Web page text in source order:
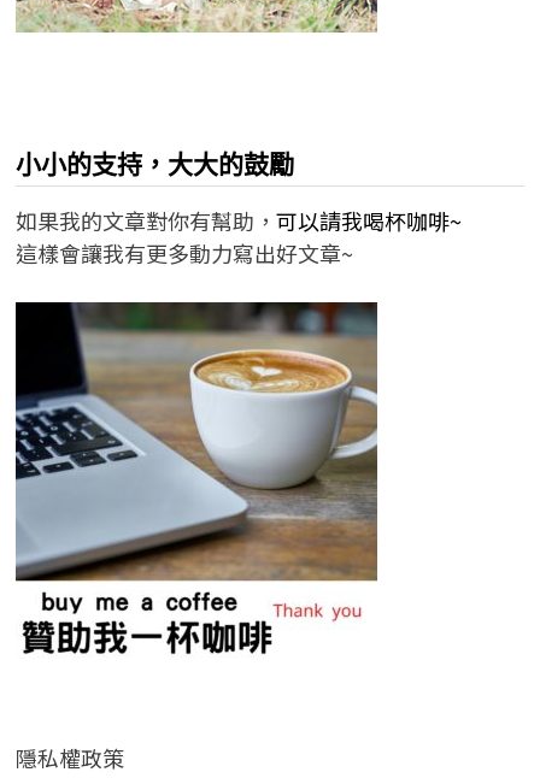
小小的支持，大大的鼓勵
如果我的文章對你有幫助， 可以請我喝杯咖啡~
這樣會讓我有更多動力寫出好文章~
隱私權政策